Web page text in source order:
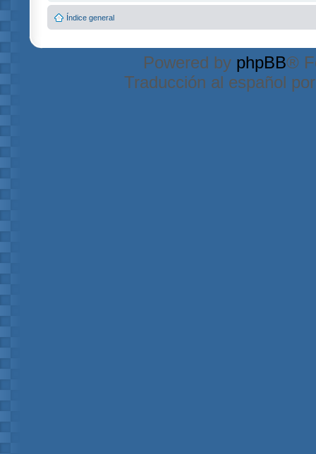
Índice general
Powered by phpBB®
Traducción al español